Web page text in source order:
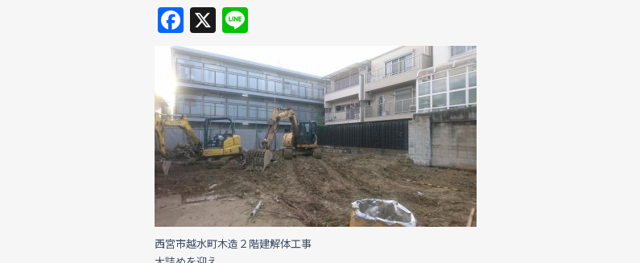
F
a
c
e
b
o
o
k
X
e
西宮市越水町木造２階建解体工事